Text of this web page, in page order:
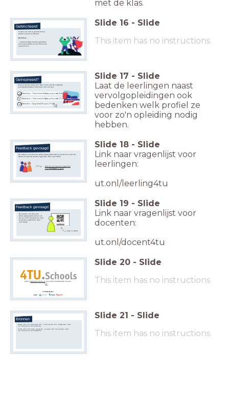
met de klas.
Gefeliciteerd!
In deze les heb je gerekend met
arbeid, kracht en afstand.
Nu kun je...
...natuurkundige kennis gebruiken
om te beoordelen of een filmscène
realistisch is.
Slide 16 - Slide
This item has no instructions
Geïnspireerd?
Vond je dit een leuke les? Dan is één van de volgende
vervolgopleidingen misschien iets voor jou.
Bachelor Technische Natuurkunde (Utwente)
Bachelor Technische Natuurkunde (TU Delft)
Bachelor Applied Physics (TU/e)
Slide 17 - Slide
Laat de leerlingen naast
vervolgopleidingen ook
bedenken welk profiel ze
voor zo'n opleiding nodig
hebben.
De makers van deze les willen graag weten wat je van de les vond. Ga
daarvoor naar de (korte) vragenlijst. Heel veel dank!
Feedback gevraagd
Klik hier om naar de vragenlijst
voorleerlingente gaan
Slide 18 - Slide
Link naar vragenlijst voor
leerlingen:
ut.onl/leerling4tu
De makers van deze les
willen graag weten wat je van
de les vond. Ga daarvoor naar
de (korte) vragenlijst. Heel
veel dank!
Feedback gevraagd
Vragenlijst voordocenten
ut.onl/docent4tu
Slide 19 - Slide
Link naar vragenlijst voor
docenten:
ut.onl/docent4tu
Checkwww.4tuschools.nl voor meer inspirerende lessen!
Slide 20 - Slide
This item has no instructions
Movieclips. (2018, 4 mei). Wonder Woman (2017) - No Man’s Land Scene (6/10) | MovieClips[Video]. YouTube.
https://www.youtube.com/watch?v=pJCgeOAKXyg
ShortClips. (2018, 22 april).
Avengers Assemble Scene - The Avengers (2012) movie clip HD[Video]. YouTube.
https://www.youtube.com/watch?v=oBqqI6NMeaM
Bronnen Slide 21 - Slide
This item has no instructions